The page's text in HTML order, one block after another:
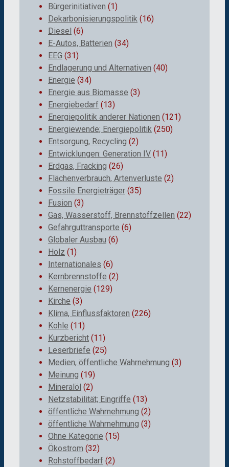
Bürgerinitiativen (1)
Dekarbonisierungspolitik (16)
Diesel (6)
E-Autos, Batterien (34)
EEG (31)
Endlagerung und Alternativen (40)
Energie (34)
Energie aus Biomasse (3)
Energiebedarf (13)
Energiepolitik anderer Nationen (121)
Energiewende; Energiepolitik (250)
Entsorgung, Recycling (2)
Entwicklungen: Generation IV (11)
Erdgas, Fracking (26)
Flächenverbrauch, Artenverluste (2)
Fossile Energieträger (35)
Fusion (3)
Gas, Wasserstoff, Brennstoffzellen (22)
Gefahrguttransporte (6)
Globaler Ausbau (6)
Holz (1)
Internationales (6)
Kernbrennstoffe (2)
Kernenergie (129)
Kirche (3)
Klima, Einflussfaktoren (226)
Kohle (11)
Kurzbericht (11)
Leserbriefe (25)
Medien, öffentliche Wahrnehmung (3)
Meinung (19)
Mineralöl (2)
Netzstabilität; Eingriffe (13)
öffentliche Wahrnehmung (2)
öffentliche Wahrnehmung (3)
Ohne Kategorie (15)
Ökostrom (32)
Rohstoffbedarf (2)